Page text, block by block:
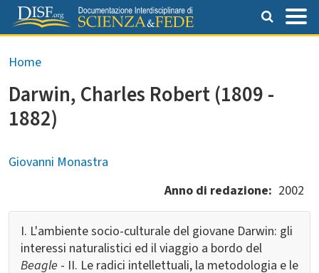
Salta al contenuto principale
Briciole di pane
Home
Darwin, Charles Robert (1809 -
1882)
Giovanni Monastra
Anno di redazione
2002
I. L'ambiente socio-culturale del giovane Darwin: gli
interessi naturalistici ed il viaggio a bordo del
Beagle - II. Le radici intellettuali, la metodologia e le